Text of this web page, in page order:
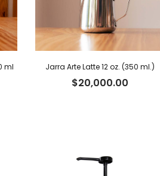
ml Jarra Arte Latte 12 oz. (350 ml.)
$20,000.00